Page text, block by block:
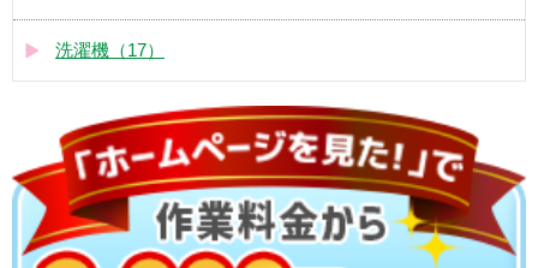
洗濯機（17）